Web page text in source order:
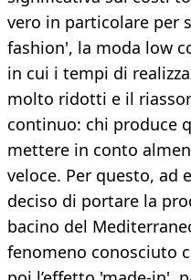
vero in particolare per
fashion', la moda low
in cui i tempi di
molto ridotti e il
continuo: chi produce
mettere in conto
veloce. Per questo, ad
deciso di portare la
bacino del
fenomeno conosciuto